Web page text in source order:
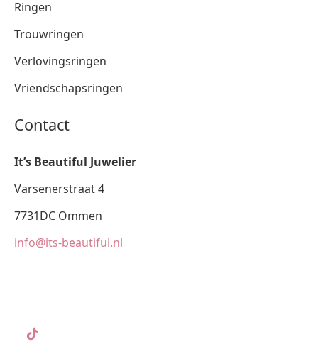
Ringen
Trouwringen
Verlovingsringen
Vriendschapsringen
Contact
It’s Beautiful Juwelier
Varsenerstraat 4
7731DC Ommen
info@its-beautiful.nl